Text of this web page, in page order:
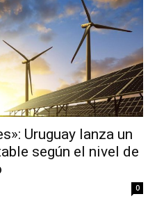
Uruguay lanza un
según el nivel de
0